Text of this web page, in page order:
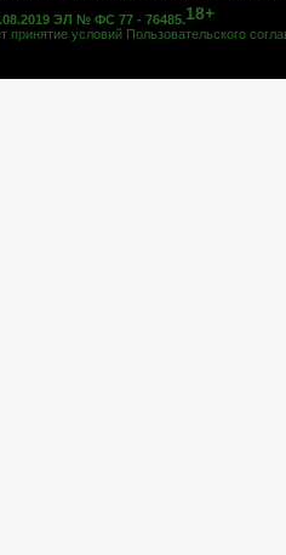
ЭЛ № ФС 77 - 76485.18+
принятие условий Пользовательского